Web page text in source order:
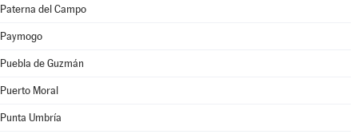
Paterna del Campo
Paymogo
Puebla de Guzmán
Puerto Moral
Punta Umbría